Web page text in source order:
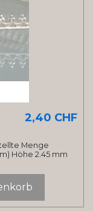
2,40 CHF
Menge
Höhe 2.45 mm